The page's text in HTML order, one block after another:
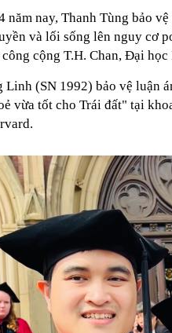
16:10
Nga rúng động vì các vụ
UAV
Công an đề nghị 3.055
nộp phạt nguội theo Nghị
16:05
VPBank cảnh báo nóng
bộ, cẩn thận chiêu trò lừa
Việt Nam có 1 nơi mát
năm nay, Thanh Tùng bảo
và lối sống lên nguy cơ
cộng T.H. Chan, Đại học
Linh (SN 1992) bảo vệ luận
vừa tốt cho Trái đất" tại